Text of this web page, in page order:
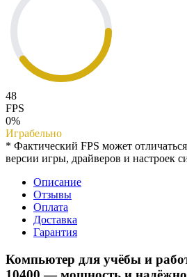
48
FPS
0%
Играбельно
* Фактический FPS может
версии игры, драйверов и настроек
Описание
Отзывы
Оплата
Доставка
Гарантия
Компьютер для учёбы и